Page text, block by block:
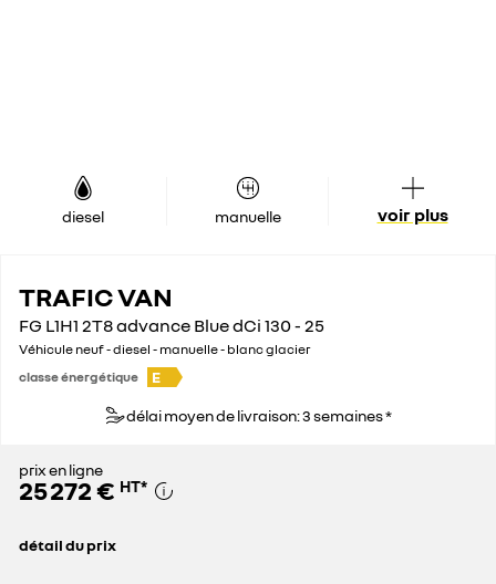
diesel manuelle voir plus
TRAFIC VAN
FG L1H1 2T8 advance Blue dCi 130 - 25
Véhicule neuf - diesel - manuelle - blanc glacier
classe énergétique
E
délai moyen de livraison: 3 semaines *
prix en ligne
25 272 € HT*
détail du prix